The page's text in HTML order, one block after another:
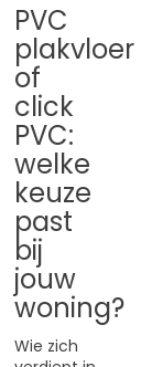
PVC
plakvloer
of
click
PVC:
welke
keuze
past
bij
jouw
woning?
Wie zich